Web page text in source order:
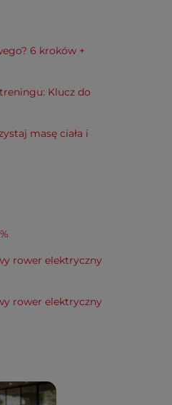
6 kroków +
Klucz do
masę ciała i
rower elektryczny
rower elektryczny